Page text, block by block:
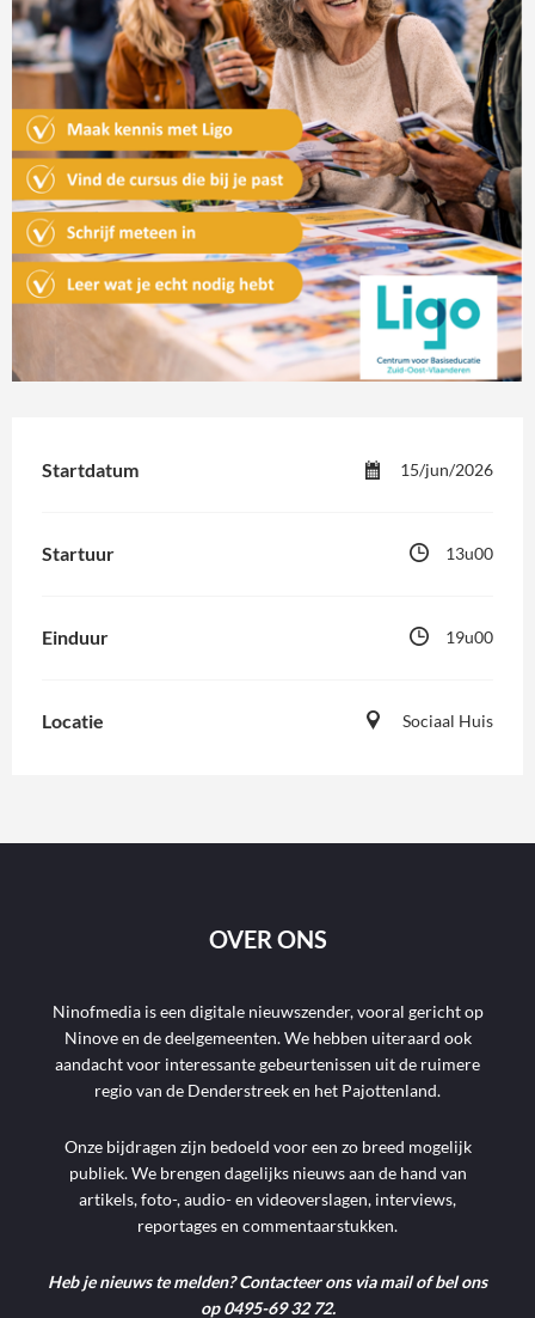
Startdatum 15/jun/2026
Startuur 13u00
Einduur 19u00
Locatie Sociaal Huis
OVER ONS
Ninofmedia is een digitale nieuwszender, vooral gericht op
Ninove en de deelgemeenten. We hebben uiteraard ook
aandacht voor interessante gebeurtenissen uit de ruimere
regio van de Denderstreek en het Pajottenland.
Onze bijdragen zijn bedoeld voor een zo breed mogelijk
publiek. We brengen dagelijks nieuws aan de hand van
artikels, foto-, audio- en videoverslagen, interviews,
reportages en commentaarstukken.
Heb je nieuws te melden? Contacteer ons via mail of bel ons
op 0495-69 32 72.